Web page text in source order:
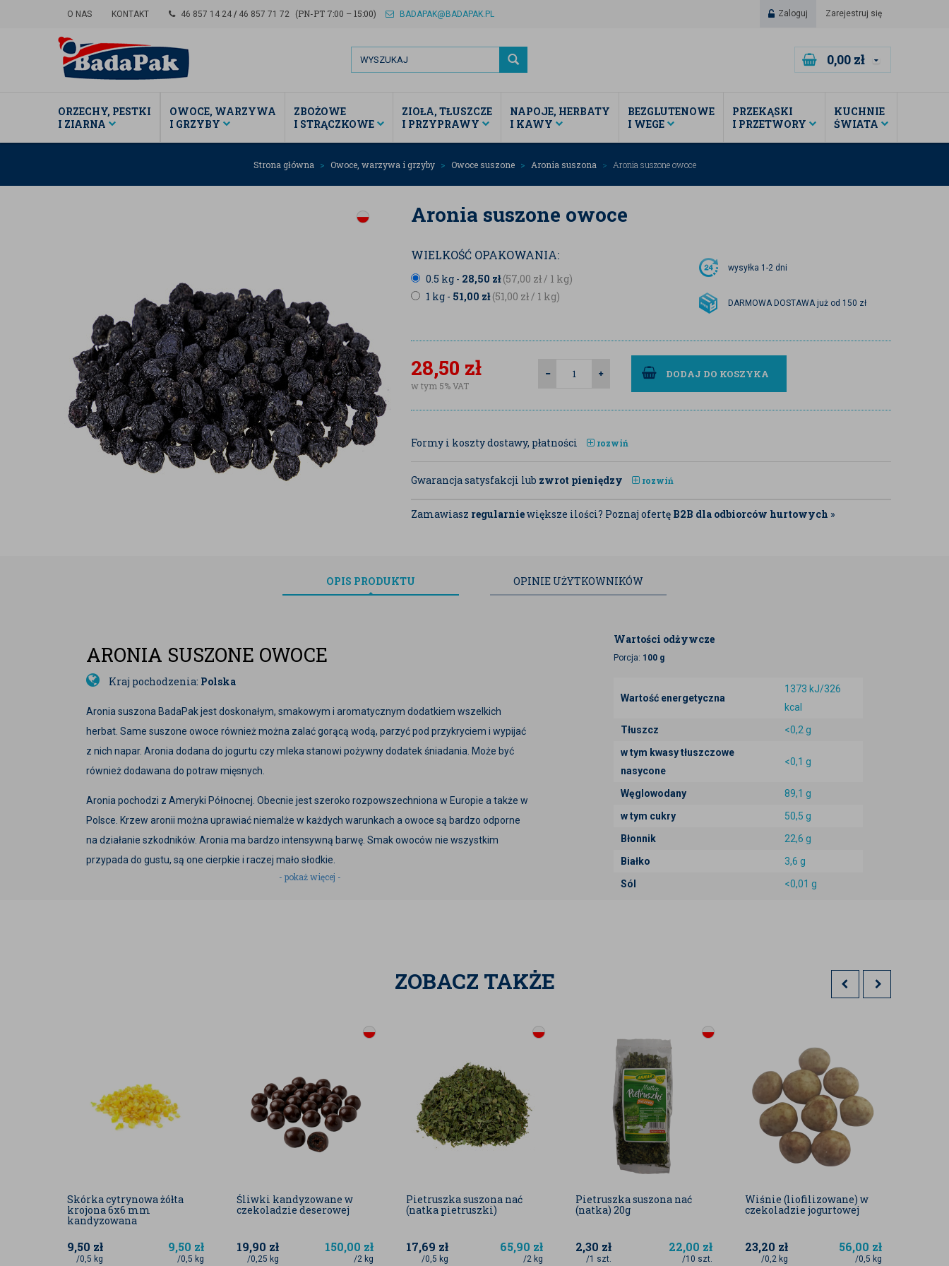
O NAS KONTAKT 46 857 14 24 / 46 857 71 72 (PN-PT 7:00 – 15:00) BADAPAK@BADAPAK.PL Zaloguj Zarejestruj się
0,00 zł
ORZECHY, PESTKI
I ZIARNA
OWOCE, WARZYWA
I GRZYBY
ZBOŻOWE
I STRĄCZKOWE
ZIOŁA, TŁUSZCZE
I PRZYPRAWY
NAPOJE, HERBATY
I KAWY
BEZGLUTENOWE
I WEGE
PRZEKĄSKI
I PRZETWORY
KUCHNIE
ŚWIATA
Strona główna Owoce, warzywa i grzyby Owoce suszone Aronia suszona Aronia suszone owoce
Aronia suszone owoce
WIELKOŚĆ OPAKOWANIA:
0.5 kg - 28,50 zł(57,00 zł/ 1 kg)
1 kg - 51,00 zł(51,00 zł/ 1 kg)
wysyłka 1-2 dni
DARMOWA DOSTAWA już od 150 zł
28,50 zł
w tym 5% VAT
DODAJ DO KOSZYKA
Formy i koszty dostawy, płatności rozwiń
Gwarancja satysfakcji lub zwrot pieniędzy rozwiń
Zamawiasz regularniewiększe ilości? Poznaj ofertę B2B dla odbiorców hurtowych »
OPIS PRODUKTU OPINIE UŻYTKOWNIKÓW
ARONIA SUSZONE OWOCE
Kraj pochodzenia: Polska
Aronia suszona BadaPak jest doskonałym, smakowym i aromatycznym dodatkiem wszelkich
herbat. Same suszone owoce również można zalać gorącą wodą, parzyć pod przykryciem i wypijać
z nich napar. Aronia dodana do jogurtu czy mleka stanowi pożywny dodatek śniadania. Może być
również dodawana do potraw mięsnych.
Aronia pochodzi z Ameryki Północnej. Obecnie jest szeroko rozpowszechniona w Europie a także w
Polsce. Krzew aronii można uprawiać niemalże w każdych warunkach a owoce są bardzo odporne
na działanie szkodników. Aronia ma bardzo intensywną barwę. Smak owoców nie wszystkim
przypada do gustu, są one cierpkie i raczej mało słodkie.
www.badapak.pl, jednak dane zawarte w opisie produktu mogą różnić się nieco, w zależności od
Podane wartości zostały nam dostarczone od dostawców, jak również mogą być danymi
- pokaż więcej -
Wartości odżywcze
Porcja: 100 g
Wartość energetyczna
1373 kJ/326
kcal
Tłuszcz
<0,2 g
w tym kwasy tłuszczowe
nasycone
<0,1 g
Węglowodany
89,1 g
w tym cukry
50,5 g
Błonnik
22,6 g
Białko
3,6 g
Sól
<0,01 g
ZOBACZ TAKŻE
Skórka cytrynowa żółta
krojona 6x6 mm
kandyzowana
9,50 zł
/0,5 kg
9,50 zł
/0,5 kg
Śliwki kandyzowane w
czekoladzie deserowej
19,90 zł
/0,25 kg
150,00 zł
/2 kg
Pietruszka suszona nać
(natka pietruszki)
17,69 zł
/0,5 kg
65,90 zł
/2 kg
Pietruszka suszona nać
(natka) 20g
2,30 zł
/1 szt.
22,00 zł
/10 szt.
Wiśnie (liofilizowane) w
czekoladzie jogurtowej
23,20 zł
/0,2 kg
56,00 zł
/0,5 kg